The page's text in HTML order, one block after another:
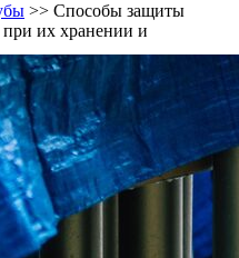
>> Способы защиты
при их хранении и